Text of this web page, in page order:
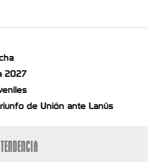
2027
de Unión ante Lanús
TENDENCIA